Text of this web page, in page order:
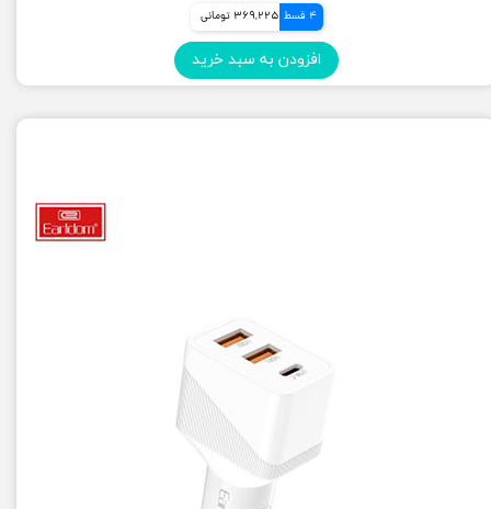
4 قسط 369,225 تومانی
افزودن به سبد خرید